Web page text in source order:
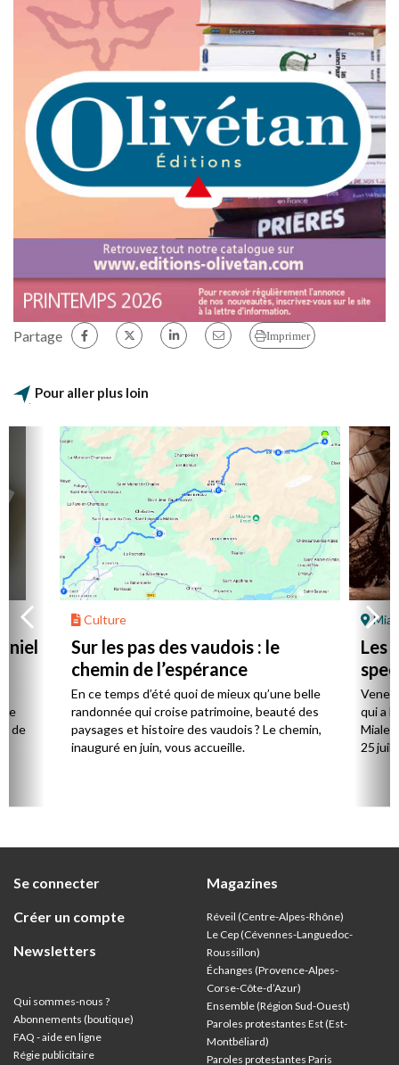
Partage Imprimer
Pour aller plus loin
de
Culture
Sur les pas des vaudois : le
chemin de l’espérance
En ce temps d’été quoi de mieux qu’une belle
randonnée qui croise patrimoine, beauté des
paysages et histoire des vaudois ? Le chemin,
inauguré en juin, vous accueille.
Les
qui a
25
Se connecter
Créer un compte
Newsletters
Qui sommes-nous ?
Abonnements (boutique)
FAQ - aide en ligne
Régie publicitaire
Magazines
Réveil (Centre-Alpes-Rhône)
Le Cep (Cévennes-Languedoc-
Roussillon)
Échanges (Provence-Alpes-
Corse-Côte-d’Azur)
Ensemble (Région Sud-Ouest)
Paroles protestantes Est (Est-
Montbéliard)
Paroles protestantes Paris